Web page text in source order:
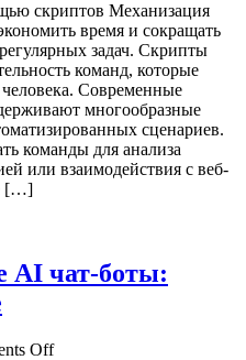
автоматизации
с
помощью
скриптов
скриптов Механизация
время и сокращать
задач. Скрипты
команд, которые
Современные
многообразные
сценариев.
команды для анализа
или взаимодействия с веб-
[…]
AI чат-боты:
Offon